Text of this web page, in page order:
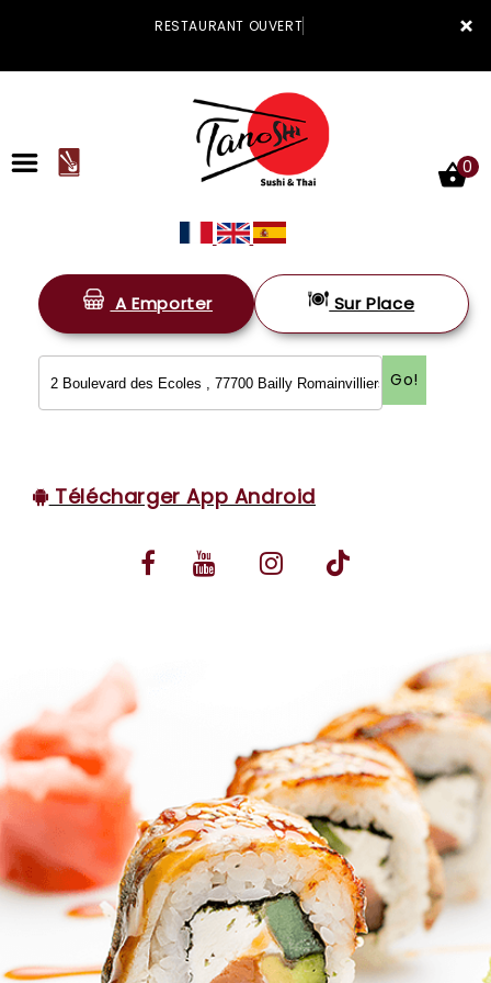
×
RESTAURANT OUVERT
ACCUEIL
LA CARTE
VOS AVIS
MENTIONS LÉGALES
0
A Emporter Sur Place
Go!
Télécharger App Android